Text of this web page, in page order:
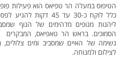
הטיפוס במעלה הר טפיאס הוא פעילות
כלל לוקח כ-30 עד 45
ליהנות מנופים מדהימים של הנוף
הסמוכים. בראש הר טאפיאס, המבקרים
נשימה של האיים שמסביב ומים צלולים,
לצילום ולמנוחה.